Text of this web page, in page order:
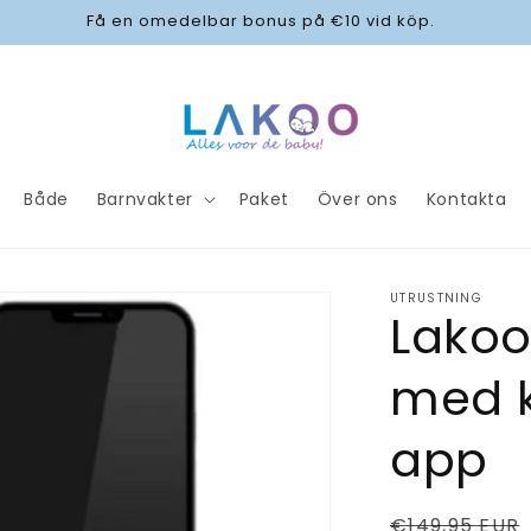
Få en omedelbar bonus på €10 vid köp.
Både Barnvakter Paket Över ons Kontakta
UTRUSTNING
med
app
Ordinarie